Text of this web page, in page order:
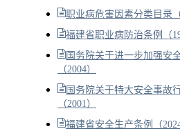
职业病危害因素分类目录（
福建省职业病防治条例（
国务院关于进一步加强安
（2004）
国务院关于特大安全事故
（2001）
福建省安全生产条例（